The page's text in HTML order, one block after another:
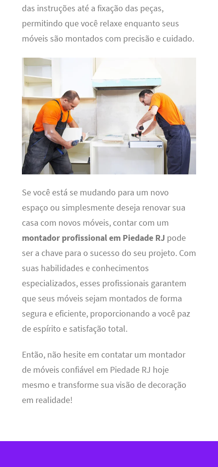
das instruções até a fixação das peças,
permitindo que você relaxe enquanto seus
móveis são montados com precisão e cuidado.
Se você está se mudando para um novo
espaço ou simplesmente deseja renovar sua
casa com novos móveis, contar com um
montador profissional em Piedade RJ pode
ser a chave para o sucesso do seu projeto. Com
suas habilidades e conhecimentos
especializados, esses profissionais garantem
que seus móveis sejam montados de forma
segura e eficiente, proporcionando a você paz
de espírito e satisfação total.
Então, não hesite em contatar um montador
de móveis confiável em Piedade RJ hoje
mesmo e transforme sua visão de decoração
em realidade!